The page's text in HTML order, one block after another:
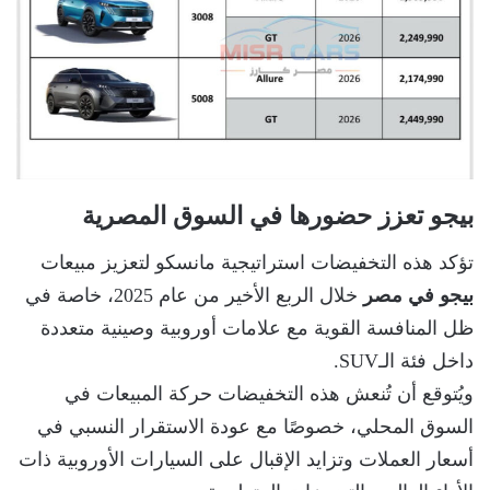
بيجو تعزز حضورها في السوق المصرية
تؤكد هذه التخفيضات استراتيجية مانسكو لتعزيز مبيعات
بيجو في مصر
خلال الربع الأخير من عام 2025، خاصة في
ظل المنافسة القوية مع علامات أوروبية وصينية متعددة
داخل فئة الـSUV.
ويُتوقع أن تُنعش هذه التخفيضات حركة المبيعات في
السوق المحلي، خصوصًا مع عودة الاستقرار النسبي في
أسعار العملات وتزايد الإقبال على السيارات الأوروبية ذات